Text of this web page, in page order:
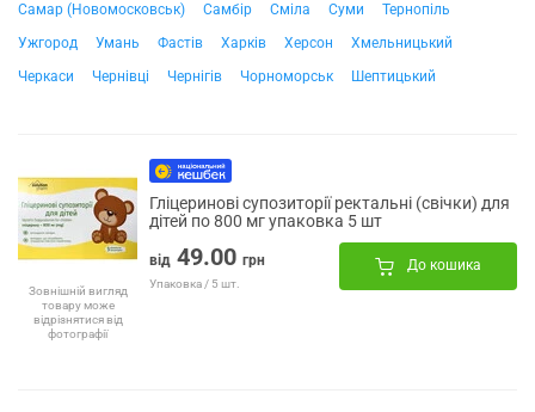
Самар (Новомосковськ)
Самбір Сміла Суми
Тернопіль
Ужгород
Умань Фастів Харків Херсон
Хмельницький
Черкаси
Чернівці Чернігів Чорноморськ Шептицький
Зовнішній вигляд
товару може
відрізнятися від
фотографії
Гліцеринові супозиторії ректальні (свічки) для
дітей по 800 мг упаковка 5 шт
від 49.00 грн
Упаковка / 5 шт.
До кошика